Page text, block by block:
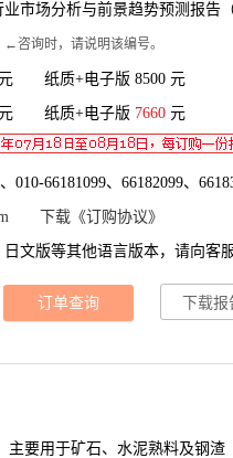
市场分析与前景趋势预测报告（
←咨询时，请说明该编号。
纸质+电子版 8500 元
纸质+电子版 7660 元
010-66181099、66182099、
下载《订购协议》
文版等其他语言版本，请向客服
订单查询 下载
要用于矿石、水泥熟料及钢渣